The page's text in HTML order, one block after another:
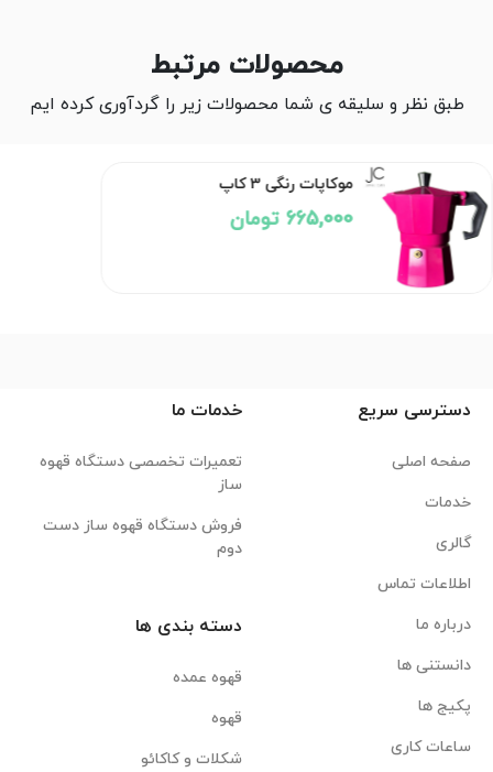
محصولات مرتبط
طبق نظر و سلیقه ی شما محصولات زیر را گردآوری کرده ایم
موکاپات رنگی 3 کاپ
665,000 تومان
دسترسی سریع
صفحه اصلی
خدمات
گالری
اطلاعات تماس
درباره ما
دانستنی ها
پکیج ها
ساعات کاری
خدمات ما
تعمیرات تخصصی دستگاه قهوه
ساز
فروش دستگاه قهوه ساز دست
دوم
دسته بندی ها
قهوه عمده
قهوه
شکلات و کاکائو